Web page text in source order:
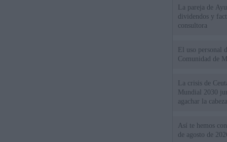
La pareja de
dividendos y
consultora
El uso personal
Comunidad de
La crisis de
Mundial 2030
agachar la
Así te hemos
de agosto de